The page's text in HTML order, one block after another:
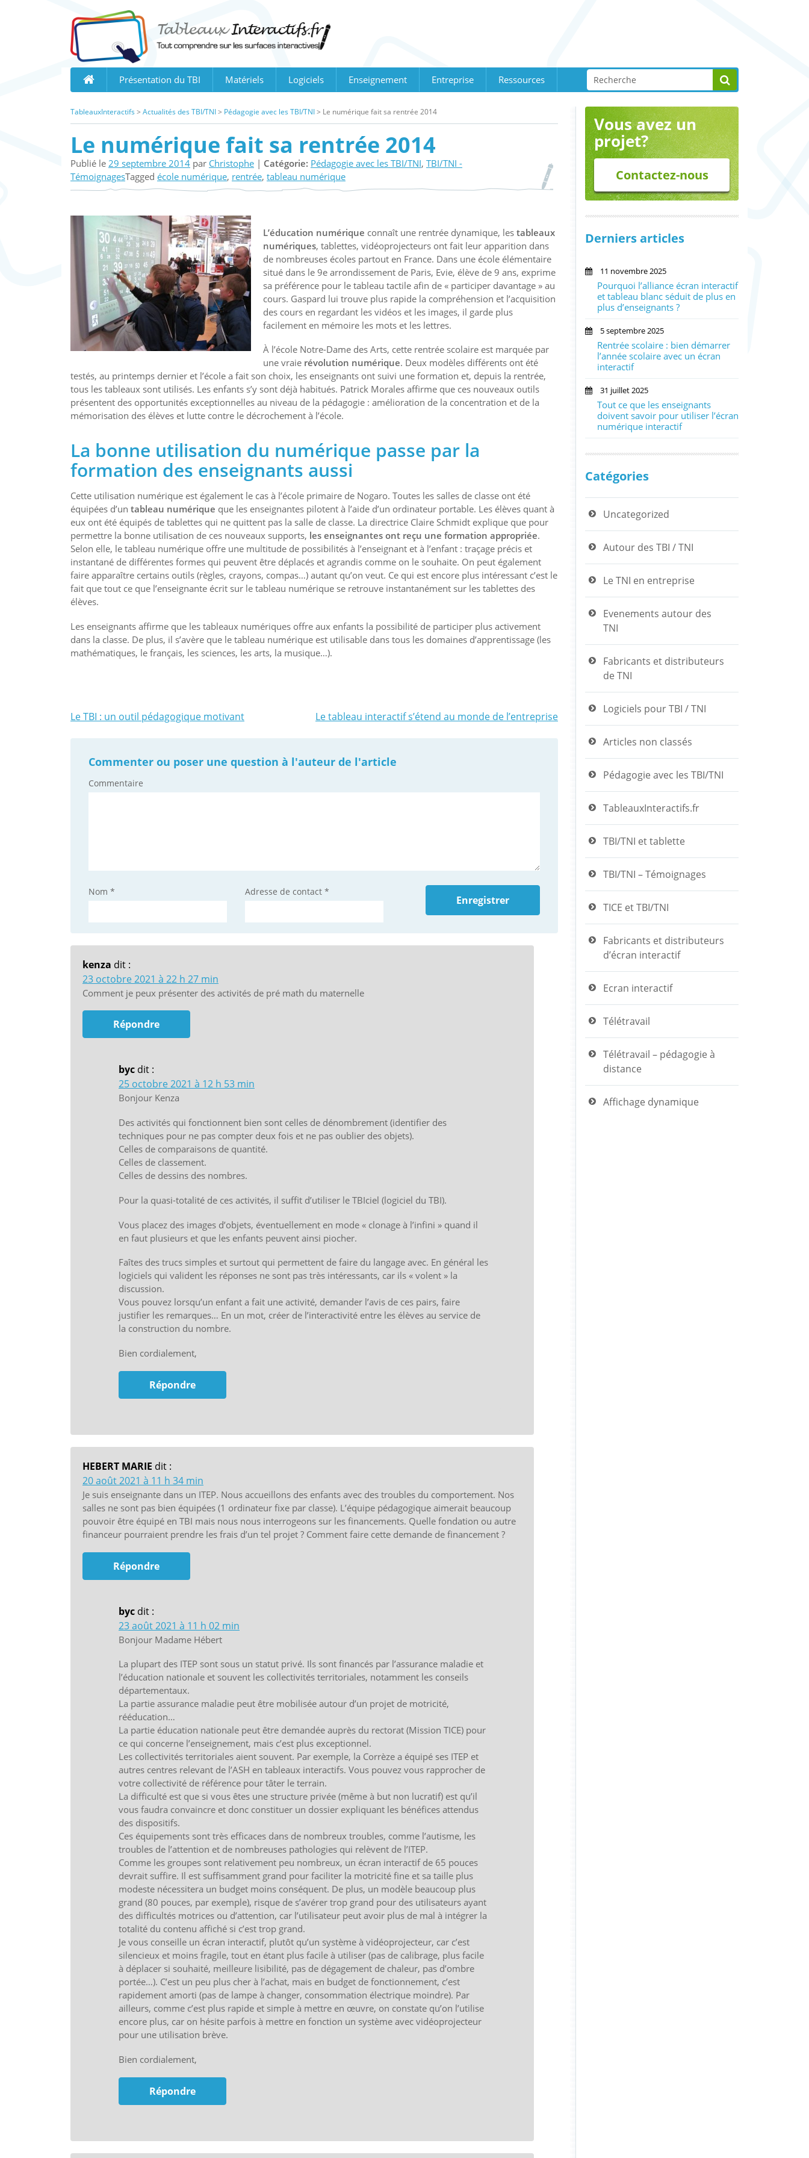
Présentation du TBI Matériels Logiciels Enseignement Entreprise Ressources
TableauxInteractifs > Actualités des TBI/TNI> Pédagogie avec les TBI/TNI> Le numérique fait sa rentrée 2014
Le numérique fait sa rentrée 2014
Publié le 29 septembre 2014 par Christophe | Catégorie: Pédagogie avec les TBI/TNI, TBI/TNI -
TémoignagesTagged école numérique, rentrée, tableau numérique
L’éducation numérique connaît une rentrée dynamique, les tableaux
numériques, tablettes, vidéoprojecteurs ont fait leur apparition dans
de nombreuses écoles partout en France. Dans une école élémentaire
situé dans le 9e arrondissement de Paris, Evie, élève de 9 ans, exprime
sa préférence pour le tableau tactile afin de « participer davantage » au
cours. Gaspard lui trouve plus rapide la compréhension et l’acquisition
des cours en regardant les vidéos et les images, il garde plus
facilement en mémoire les mots et les lettres.
À l’école Notre-Dame des Arts, cette rentrée scolaire est marquée par
une vraie révolution numérique. Deux modèles différents ont été
testés, au printemps dernier et l’école a fait son choix, les enseignants ont suivi une formation et, depuis la rentrée,
tous les tableaux sont utilisés. Les enfants s’y sont déjà habitués. Patrick Morales affirme que ces nouveaux outils
présentent des opportunités exceptionnelles au niveau de la pédagogie : amélioration de la concentration et de la
mémorisation des élèves et lutte contre le décrochement à l’école.
La bonne utilisation du numérique passe par la
formation des enseignants aussi
Cette utilisation numérique est également le cas à l’école primaire de Nogaro. Toutes les salles de classe ont été
équipées d’un tableau numérique que les enseignantes pilotent à l’aide d’un ordinateur portable. Les élèves quant à
eux ont été équipés de tablettes qui ne quittent pas la salle de classe. La directrice Claire Schmidt explique que pour
permettre la bonne utilisation de ces nouveaux supports, les enseignantes ont reçu une formation appropriée.
Selon elle, le tableau numérique offre une multitude de possibilités à l’enseignant et à l’enfant : traçage précis et
instantané de différentes formes qui peuvent être déplacés et agrandis comme on le souhaite. On peut également
faire apparaître certains outils (règles, crayons, compas…) autant qu’on veut. Ce qui est encore plus intéressant c’est le
fait que tout ce que l’enseignante écrit sur le tableau numérique se retrouve instantanément sur les tablettes des
élèves.
Les enseignants affirme que les tableaux numériques offre aux enfants la possibilité de participer plus activement
dans la classe. De plus, il s’avère que le tableau numérique est utilisable dans tous les domaines d’apprentissage (les
mathématiques, le français, les sciences, les arts, la musique…).
de
l'article
Le TBI : un outil pédagogique motivant Le tableau interactif s’étend au monde de l’entreprise
Commenter ou poser une question à l'auteur de l'article
Commentaire
Nom * Adresse de contact *
kenza dit :
23 octobre 2021 à 22 h 27 min
Comment je peux présenter des activités de pré math du maternelle
Répondre
byc dit :
25 octobre 2021 à 12 h 53 min
Bonjour Kenza
Des activités qui fonctionnent bien sont celles de dénombrement (identifier des
techniques pour ne pas compter deux fois et ne pas oublier des objets).
Celles de comparaisons de quantité.
Celles de classement.
Celles de dessins des nombres.
Pour la quasi-totalité de ces activités, il suffit d’utiliser le TBIciel (logiciel du TBI).
Vous placez des images d’objets, éventuellement en mode « clonage à l’infini » quand il
en faut plusieurs et que les enfants peuvent ainsi piocher.
Faîtes des trucs simples et surtout qui permettent de faire du langage avec. En général les
logiciels qui valident les réponses ne sont pas très intéressants, car ils « volent » la
discussion.
Vous pouvez lorsqu’un enfant a fait une activité, demander l’avis de ces pairs, faire
justifier les remarques… En un mot, créer de l’interactivité entre les élèves au service de
la construction du nombre.
Bien cordialement,
Répondre
HEBERT MARIE dit :
20 août 2021 à 11 h 34 min
Je suis enseignante dans un ITEP. Nous accueillons des enfants avec des troubles du comportement. Nos
salles ne sont pas bien équipées (1 ordinateur fixe par classe). L’équipe pédagogique aimerait beaucoup
pouvoir être équipé en TBI mais nous nous interrogeons sur les financements. Quelle fondation ou autre
financeur pourraient prendre les frais d’un tel projet ? Comment faire cette demande de financement ?
Répondre
byc dit :
23 août 2021 à 11 h 02 min
Bonjour Madame Hébert
La plupart des ITEP sont sous un statut privé. Ils sont financés par l’assurance maladie et
l’éducation nationale et souvent les collectivités territoriales, notamment les conseils
départementaux.
La partie assurance maladie peut être mobilisée autour d’un projet de motricité,
rééducation…
La partie éducation nationale peut être demandée auprès du rectorat (Mission TICE) pour
ce qui concerne l’enseignement, mais c’est plus exceptionnel.
Les collectivités territoriales aient souvent. Par exemple, la Corrèze a équipé ses ITEP et
autres centres relevant de l’ASH en tableaux interactifs. Vous pouvez vous rapprocher de
votre collectivité de référence pour tâter le terrain.
La difficulté est que si vous êtes une structure privée (même à but non lucratif) est qu’il
vous faudra convaincre et donc constituer un dossier expliquant les bénéfices attendus
des dispositifs.
Ces équipements sont très efficaces dans de nombreux troubles, comme l’autisme, les
troubles de l’attention et de nombreuses pathologies qui relèvent de l’ITEP.
Comme les groupes sont relativement peu nombreux, un écran interactif de 65 pouces
devrait suffire. Il est suffisamment grand pour faciliter la motricité fine et sa taille plus
modeste nécessitera un budget moins conséquent. De plus, un modèle beaucoup plus
grand (80 pouces, par exemple), risque de s’avérer trop grand pour des utilisateurs ayant
des difficultés motrices ou d’attention, car l’utilisateur peut avoir plus de mal à intégrer la
totalité du contenu affiché si c’est trop grand.
Je vous conseille un écran interactif, plutôt qu’un système à vidéoprojecteur, car c’est
silencieux et moins fragile, tout en étant plus facile à utiliser (pas de calibrage, plus facile
à déplacer si souhaité, meilleure lisibilité, pas de dégagement de chaleur, pas d’ombre
portée…). C’est un peu plus cher à l’achat, mais en budget de fonctionnement, c’est
rapidement amorti (pas de lampe à changer, consommation électrique moindre). Par
ailleurs, comme c’est plus rapide et simple à mettre en œuvre, on constate qu’on l’utilise
encore plus, car on hésite parfois à mettre en fonction un système avec vidéoprojecteur
pour une utilisation brève.
Bien cordialement,
Répondre
Vous avez un
projet?
Contactez-nous
Derniers articles
11 novembre 2025
Pourquoi l’alliance écran interactif
et tableau blanc séduit de plus en
plus d’enseignants ?
5 septembre 2025
Rentrée scolaire : bien démarrer
l’année scolaire avec un écran
interactif
31 juillet 2025
Tout ce que les enseignants
doivent savoir pour utiliser l’écran
numérique interactif
Catégories
Uncategorized
Autour des TBI / TNI
Le TNI en entreprise
Evenements autour des
TNI
Fabricants et distributeurs
de TNI
Logiciels pour TBI / TNI
Articles non classés
Pédagogie avec les TBI/TNI
TableauxInteractifs.fr
TBI/TNI et tablette
TBI/TNI – Témoignages
TICE et TBI/TNI
Fabricants et distributeurs
d’écran interactif
Ecran interactif
Télétravail
Télétravail – pédagogie à
distance
Affichage dynamique